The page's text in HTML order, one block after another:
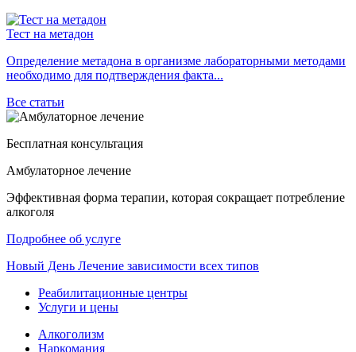
Тест на метадон
Определение метадона в организме лабораторными методами
необходимо для подтверждения факта...
Все статьи
Бесплатная консультация
Амбулаторное лечение
Эффективная форма терапии, которая сокращает потребление
алкоголя
Подробнее об услуге
Новый День Лечение зависимости всех типов
Реабилитационные центры
Услуги и цены
Алкоголизм
Наркомания